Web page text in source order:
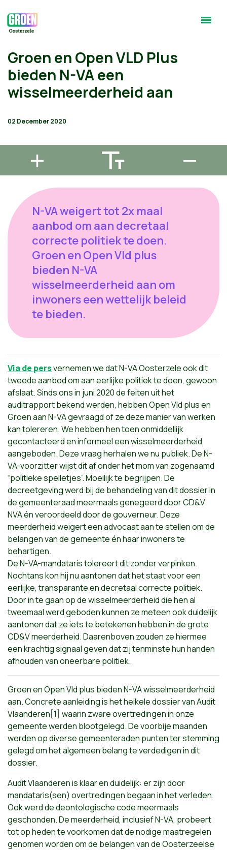
Groen en Open VLD Plus
bieden N-VA een
wisselmeerderheid aan
02 December 2020
N-VA weigert tot 2x maal
aanbod om aan decretaal
correcte politiek te doen.
Groen en Open Vld plus
bieden N-VA
wisselmeerderheid aan om
inwoners een wettelijk beleid
te bieden.
Via de persvernemen we dat N-VA Oosterzele ook dit
tweede aanbod om aan eerlijke politiek te doen, gewoon
afslaat. Sinds ons in juni 2020 de feiten uit het
auditrapport bekend werden, hebben Open Vld plus en
Groen aan N-VA gevraagd of ze deze manier van werken
kan tolereren. We hebben hen toen onmiddellijk
gecontacteerd en informeel een wisselmeerderheid
aangeboden. Deze vraag herhalen we nu publiek. De N-
VA-voorzitter wijst dit af onder het mom van zogenaamd
“politieke spelletjes”. Moeilijk te begrijpen. De
decreetgeving werd bij de behandeling van dit dossier in
de gemeenteraad meermaals genegeerd door CD&V
NVA én veroordeeld door de gouverneur. Deze
meerderheid weigert een advocaat aan te stellen om de
belangen van de gemeente én haar inwoners te
behartigen.
De N-VA-mandataris tolereert dit zonder verpinken.
Nochtans kon hij nu aantonen dat het staat voor een
eerlijke, transparante en decretaal correcte politiek.
Door in te gaan op de wisselmeerderheid die hen al
tweemaal werd geboden kunnen ze meteen ook duidelijk
aantonen dat ze iets te betekenen hebben in de grote
CD&V meerderheid. Daarenboven zouden ze hiermee
een krachtig signaal geven dat zij tenminste hun handen
afhouden van oneerbare politiek.
Groen en Open Vld plus bieden N-VA wisselmeerderheid
aan. Concrete aanleiding is het heikele dossier van Audit
Vlaanderen[1] waarin zware overtredingen in onze
gemeente werden blootgelegd. De voorbije maanden
werden op diverse gemeenteraden punten ter stemming
gelegd om het algemeen belang te verdedigen in dit
dossier.
Audit Vlaanderen is klaar en duidelijk: er zijn door
mandataris(sen) overtredingen begaan in het verleden.
Ook werd de deontologische code meermaals
geschonden. De meerderheid, inclusief N-VA, probeert
tot op heden te voorkomen dat de nodige maatregelen
genomen worden om de belangen van de Oosterzeelse